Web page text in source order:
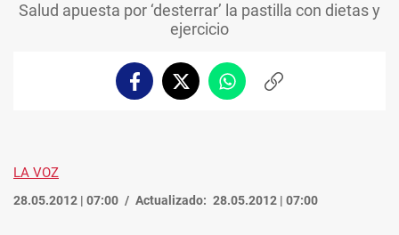
Salud apuesta por ‘desterrar’ la pastilla con dietas y
ejercicio
FacebookTwitterWhatsappCopiar
LA VOZ
28.05.2012 | 07:00 Actualizado: 28.05.2012 | 07:00